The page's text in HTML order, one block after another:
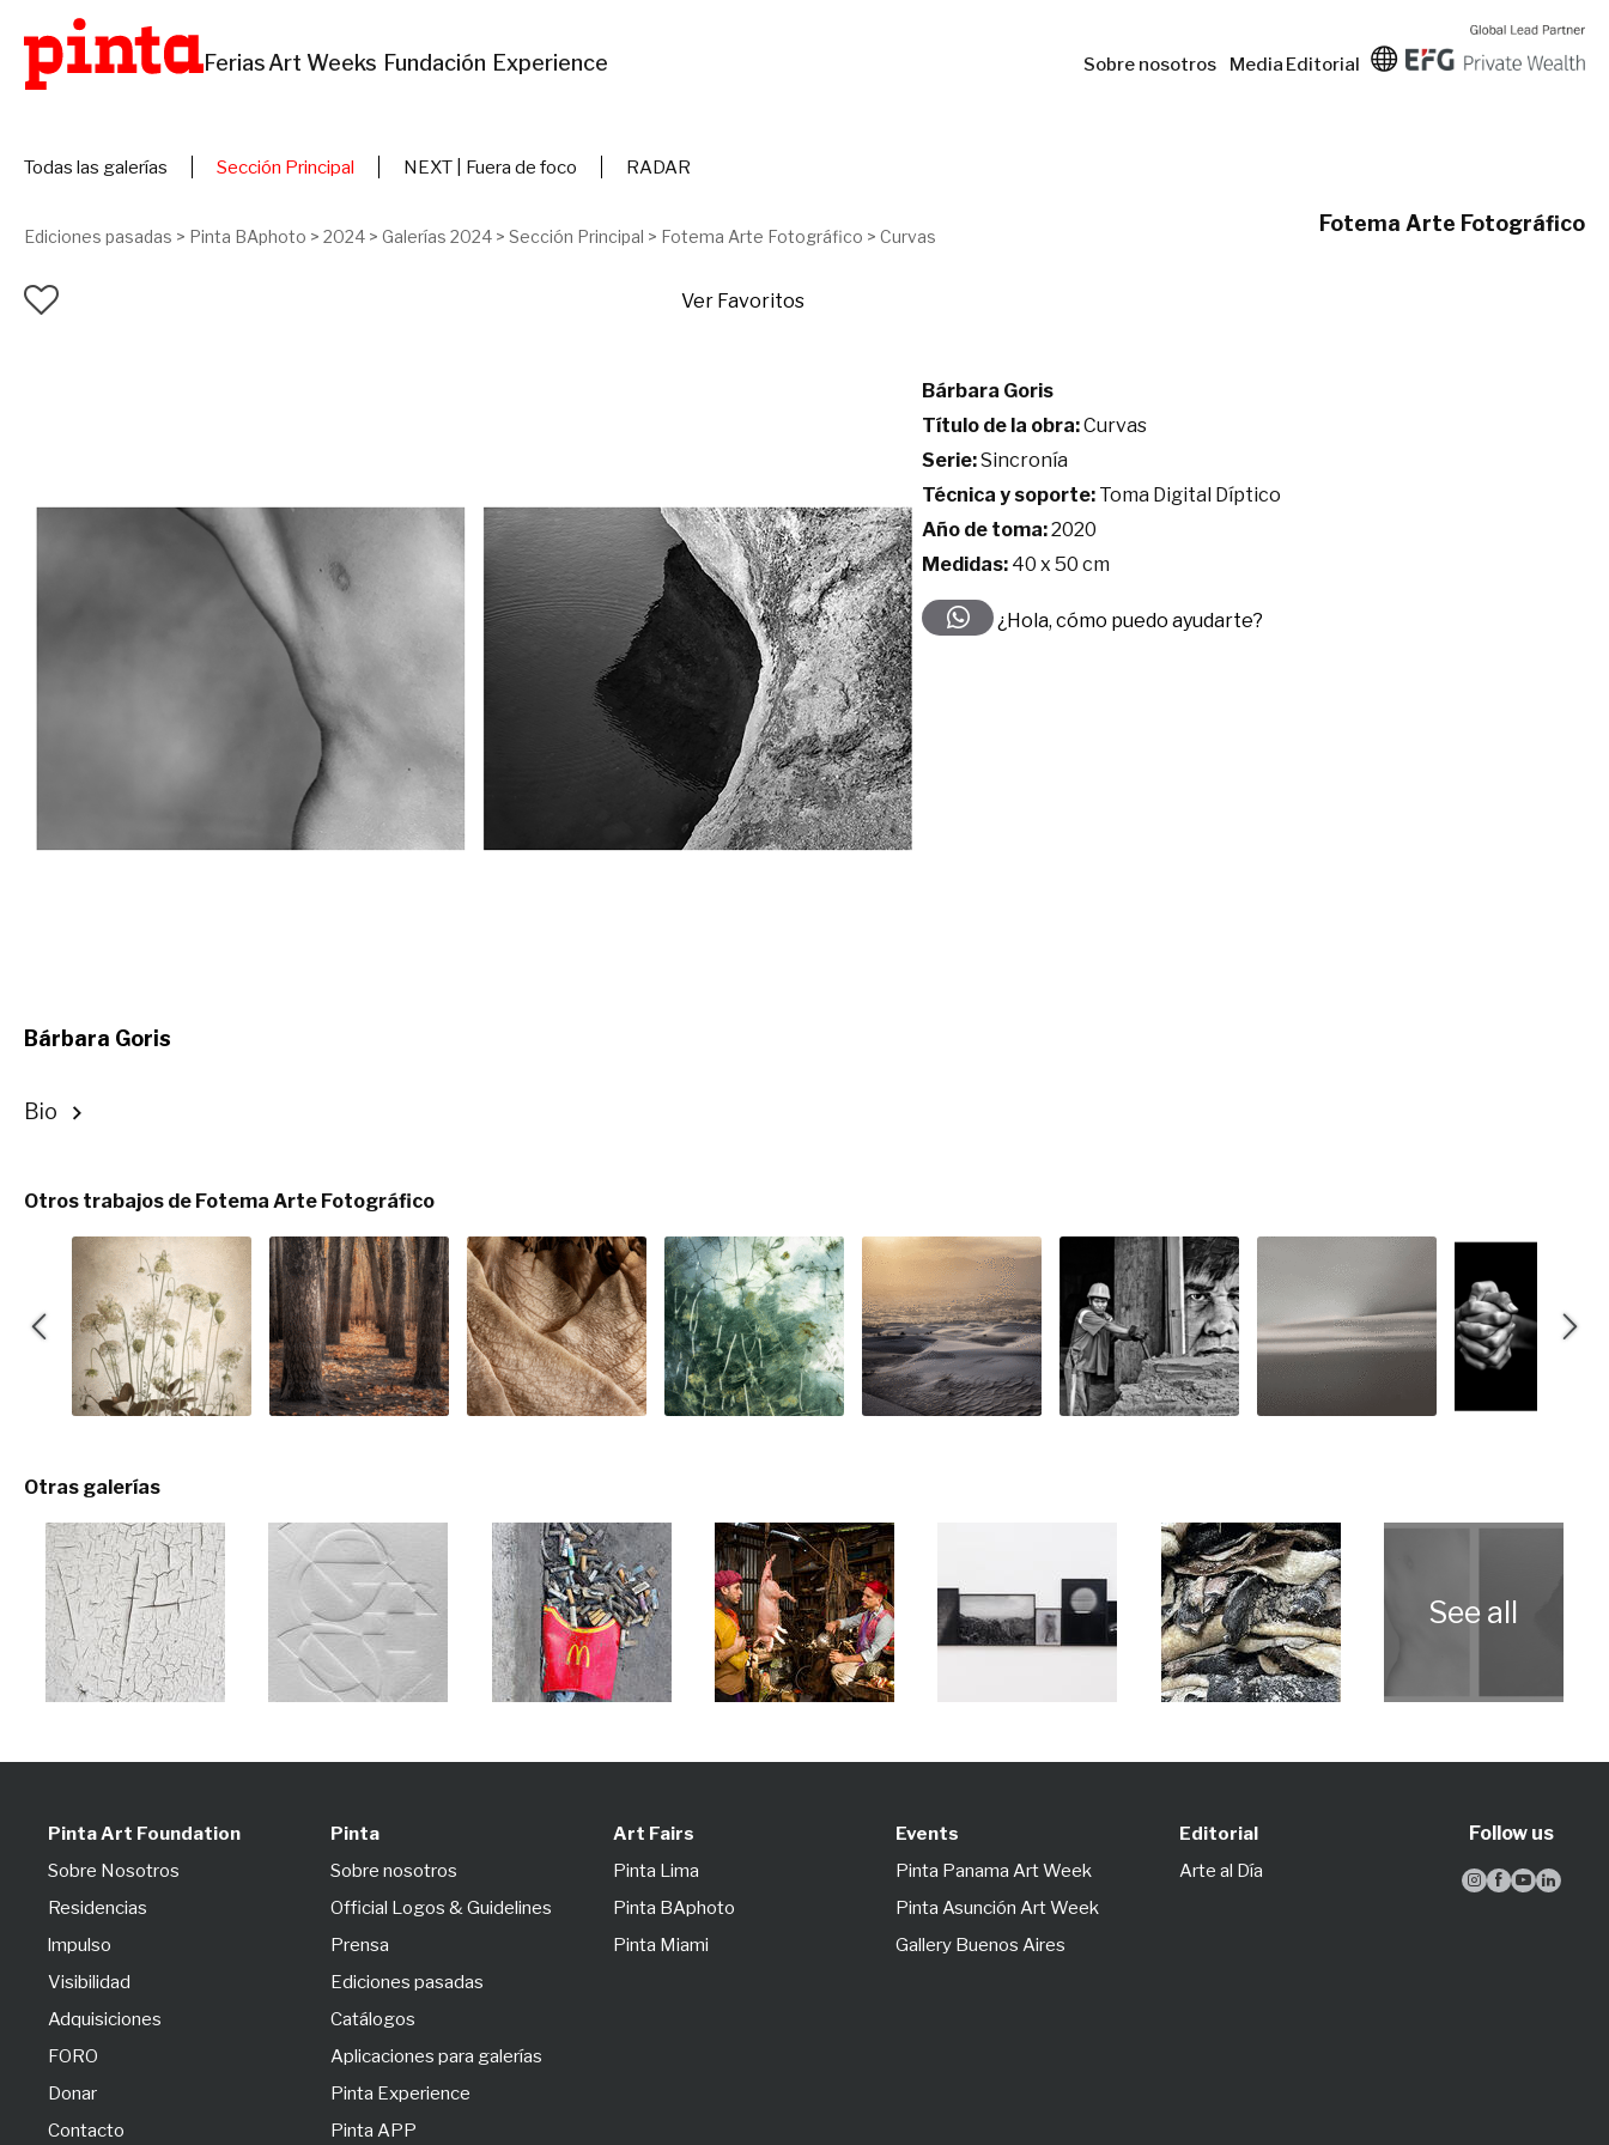
FeriasArt Weeks Fundación Experience Sobre nosotros Media Editorial
Todas las galerías Sección Principal NEXT | Fuera de foco RADAR
Ediciones pasadas > Pinta BAphoto > 2024 > Galerías 2024 > Sección Principal > Fotema Arte Fotográfico > Curvas
Fotema Arte Fotográfico
Ver Favoritos
Bárbara Goris
Bio
Bárbara Goris
Título de la obra:Curvas
Serie:Sincronía
Técnica y soporte: Toma Digital Díptico
Año de toma:2020
Medidas: 40 x 50 cm
¿Hola, cómo puedo ayudarte?
Otros trabajos de Fotema Arte Fotográfico
Otras galerías
Pinta Art Foundation
Sobre Nosotros
Residencias
lmpulso
Visibilidad
Adquisiciones
FORO
Donar
Contacto
Pinta
Sobre nosotros
Official Logos & Guidelines
Prensa
Ediciones pasadas
Catálogos
Aplicaciones para galerías
Pinta Experience
Pinta APP
Art Fairs
Pinta Lima
Pinta BAphoto
Pinta Miami
Events
Pinta Panama Art Week
Pinta Asunción Art Week
Gallery Buenos Aires
Editorial
Arte al Día
Follow us
   